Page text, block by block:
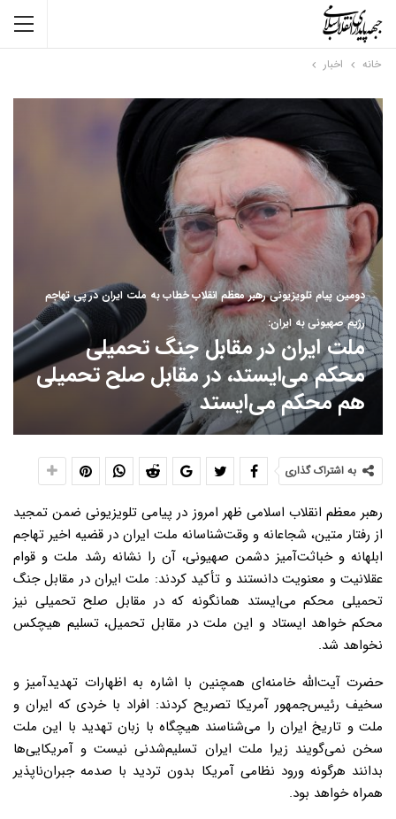
خانه اخبار
دومین پیام تلویزیونی رهبر معظم انقلاب خطاب به ملت ایران در پی تهاجم
رژیم صهیونی به ایران:
ملت ایران در مقابل جنگ تحمیلی
محکم می‌ایستد، در مقابل صلح تحمیلی
هم محکم می‌ایستد
به اشتراک گذاری
رهبر معظم انقلاب اسلامی ظهر امروز در پیامی تلویزیونی ضمن تمجید
از رفتار متین، شجاعانه و وقت‌شناسانه ملت ایران در قضیه اخیر تهاجم
ابلهانه و خباثت‌آمیز دشمن صهیونی، آن را نشانه رشد ملت و قوام
عقلانیت و معنویت دانستند و تأکید کردند: ملت ایران در مقابل جنگ
تحمیلی محکم می‌ایستد همانگونه که در مقابل صلح تحمیلی نیز
محکم خواهد ایستاد و این ملت در مقابل تحمیل، تسلیم هیچکس
نخواهد شد.
حضرت آیت‌الله خامنه‌ای همچنین با اشاره به اظهارات تهدیدآمیز و
سخیف رئیس‌جمهور آمریکا تصریح کردند: افراد با خردی که ایران و
ملت و تاریخ ایران را می‌شناسند هیچگاه با زبان تهدید با این ملت
سخن نمی‌گویند زیرا ملت ایران تسلیم‌شدنی نیست و آمریکایی‌ها
بدانند هرگونه ورود نظامی آمریکا بدون تردید با صدمه جبران‌ناپذیر
همراه خواهد بود.